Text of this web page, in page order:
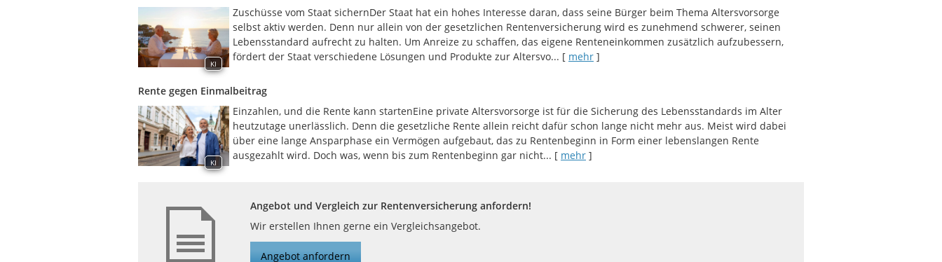
KI
Zuschüsse vom Staat sichernDer Staat hat ein hohes Interesse daran, dass seine Bürger beim Thema Altersvorsorge
selbst aktiv werden. Denn nur allein von der gesetzlichen Rentenversicherung wird es zunehmend schwerer, seinen
Lebensstandard aufrecht zu halten. Um Anreize zu schaffen, das eigene Renteneinkommen zusätzlich aufzubessern,
fördert der Staat verschiedene Lösungen und Produkte zur Altersvo... [ mehr ]
Rente gegen Einmalbeitrag
KI
Einzahlen, und die Rente kann startenEine private Altersvorsorge ist für die Sicherung des Lebensstandards im Alter
heutzutage unerlässlich. Denn die gesetzliche Rente allein reicht dafür schon lange nicht mehr aus. Meist wird dabei
über eine lange Ansparphase ein Vermögen aufgebaut, das zu Rentenbeginn in Form einer lebenslangen Rente
ausgezahlt wird. Doch was, wenn bis zum Rentenbeginn gar nicht... [ mehr ]
Angebot und Vergleich zur Rentenversicherung anfordern!
Wir erstellen Ihnen gerne ein Vergleichsangebot.
Angebot anfordern